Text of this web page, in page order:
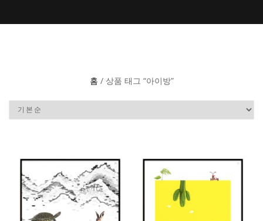
홈 / 상품 태그 “아이방”